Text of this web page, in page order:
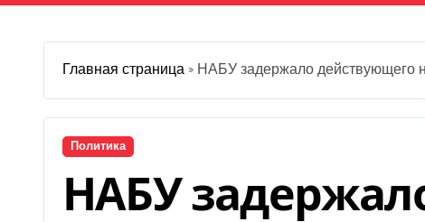
Главная страница » НАБУ задержало действующего
Политика
НАБУ